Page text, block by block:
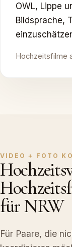
OWL, Lippe
Bildsprache,
Hochzeitsfilme
VIDEO + FOTO
für NRW
Für Paare, die